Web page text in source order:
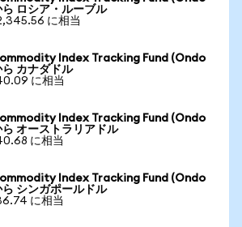
ロシア・ルーブル
に相当
Index Tracking Fund (Ondo
カナダドル
に相当
Index Tracking Fund (Ondo
オーストラリアドル
に相当
Index Tracking Fund (Ondo
シンガポールドル
に相当